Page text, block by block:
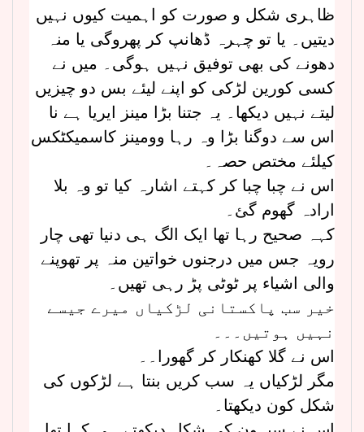
ظاہری شکل و صورت کو اہمیت کیوں نہیں
دیتیں۔ یا تو چہرہ ڈھانپ کر پھروگی یا منہ
دھونے کی بھی توفیق نہیں ہوگی۔ میں نے
کسی کورین لڑکی کو اپنے لیئے بس دو چیزیں
لیتے نہیں دیکھا۔ یہ جتنا بڑا مینز ایریا ہے نا
اس سے دوگنا بڑا وہ رہا وومینز کاسمیکٹکس
کیلئے مختص حصہ۔
اس نے چبا چبا کر کہتے اشارہ کیا تو وہ بلا
ارادہ گھوم گئ۔
کہہ صحیح رہا تھا ایک الگ ہی دنیا تھی چار
رویہ جس میں درجنوں خواتین منہ پر تھوپنے
والی اشیاء پر ٹوٹی پڑ رہی تھیں۔
خیر سب پاکستانی لڑکیاں میرے جیسے
نہیں ہوتیں۔۔۔
اس نے گلا کھنکار کر گھورا۔۔
مگر لڑکیاں یہ سب کریں بنتا ہے لڑکوں کی
شکل کون دیکھتا۔